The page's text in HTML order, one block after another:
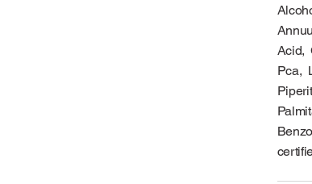
Acid,
Pca,